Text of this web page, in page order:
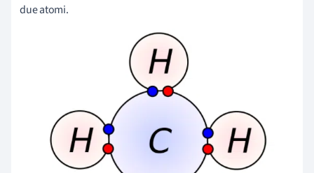
due atomi.